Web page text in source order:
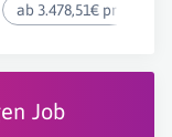
ab 3.478,51€ pro
Job